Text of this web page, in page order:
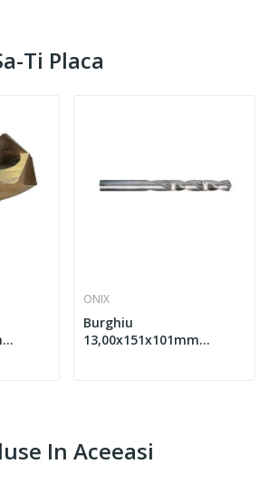
Ti Placa
ONIX
Burghiu
13,00x151x101mm
In Aceeasi